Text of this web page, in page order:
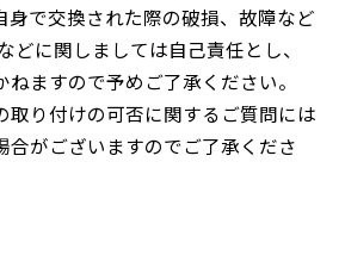
身で交換された際の破損、故障など
どに関しましては自己責任とし、
ますので予めご了承ください。
取り付けの可否に関するご質問には
合がございますのでご了承くださ